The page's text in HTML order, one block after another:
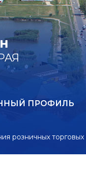
ПРОФИЛЬ
розничных